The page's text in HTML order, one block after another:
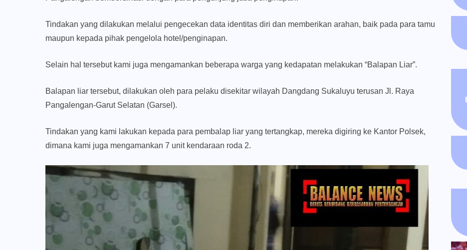
Tindakan yang dilakukan melalui pengecekan data identitas diri dan memberikan arahan, baik pada para tamu
maupun kepada pihak pengelola hotel/penginapan.
Selain hal tersebut kami juga mengamankan beberapa warga yang kedapatan melakukan “Balapan Liar”.
Balapan liar tersebut, dilakukan oleh para pelaku disekitar wilayah Dangdang Sukaluyu terusan Jl. Raya
Pangalengan-Garut Selatan (Garsel).
Tindakan yang kami lakukan kepada para pembalap liar yang tertangkap, mereka digiring ke Kantor Polsek,
dimana kami juga mengamankan 7 unit kendaraan roda 2.